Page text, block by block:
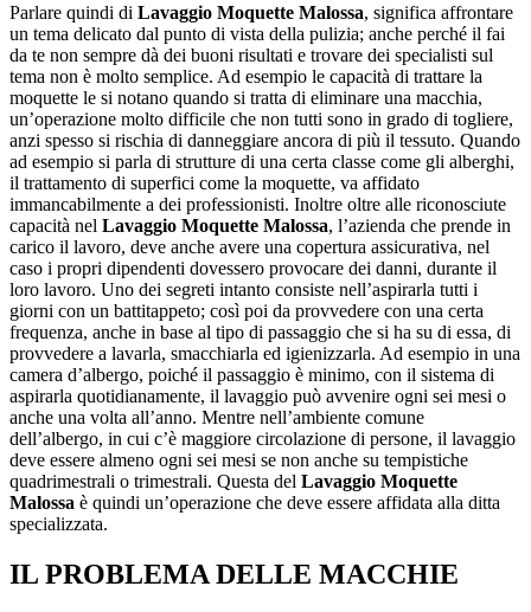
Parlare quindi di Lavaggio Moquette Malossa, significa affrontare
un tema delicato dal punto di vista della pulizia; anche perché il fai
da te non sempre dà dei buoni risultati e trovare dei specialisti sul
tema non è molto semplice. Ad esempio le capacità di trattare la
moquette le si notano quando si tratta di eliminare una macchia,
un’operazione molto difficile che non tutti sono in grado di togliere,
anzi spesso si rischia di danneggiare ancora di più il tessuto. Quando
ad esempio si parla di strutture di una certa classe come gli alberghi,
il trattamento di superfici come la moquette, va affidato
immancabilmente a dei professionisti. Inoltre oltre alle riconosciute
capacità nel Lavaggio Moquette Malossa, l’azienda che prende in
carico il lavoro, deve anche avere una copertura assicurativa, nel
caso i propri dipendenti dovessero provocare dei danni, durante il
loro lavoro. Uno dei segreti intanto consiste nell’aspirarla tutti i
giorni con un battitappeto; così poi da provvedere con una certa
frequenza, anche in base al tipo di passaggio che si ha su di essa, di
provvedere a lavarla, smacchiarla ed igienizzarla. Ad esempio in una
camera d’albergo, poiché il passaggio è minimo, con il sistema di
aspirarla quotidianamente, il lavaggio può avvenire ogni sei mesi o
anche una volta all’anno. Mentre nell’ambiente comune
dell’albergo, in cui c’è maggiore circolazione di persone, il lavaggio
deve essere almeno ogni sei mesi se non anche su tempistiche
quadrimestrali o trimestrali. Questa del Lavaggio Moquette
Malossa è quindi un’operazione che deve essere affidata alla ditta
specializzata.
IL PROBLEMA DELLE MACCHIE